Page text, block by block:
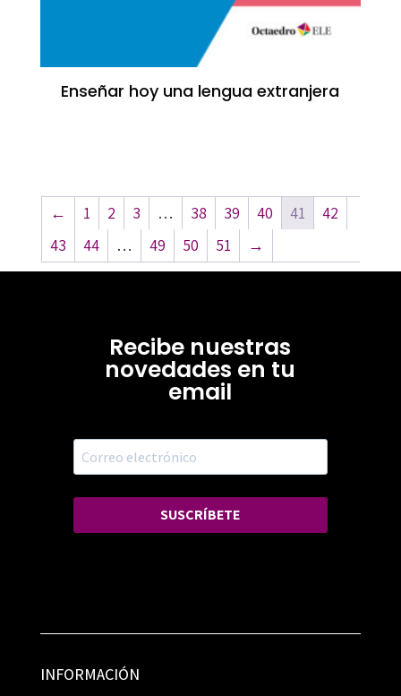
Enseñar hoy una lengua extranjera
← 1 2 3 … 38 39 40 41
42
43
44 … 49 50 51 →
Recibe nuestras
novedades en tu
email
SUSCRÍBETE
INFORMACIÓN